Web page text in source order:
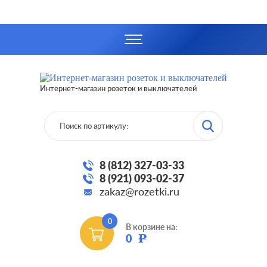
Интернет-магазин розеток и выключателей
8 (812) 327-03-33
8 (921) 093-02-37
zakaz@rozetki.ru
0
В корзине на:
0 Р